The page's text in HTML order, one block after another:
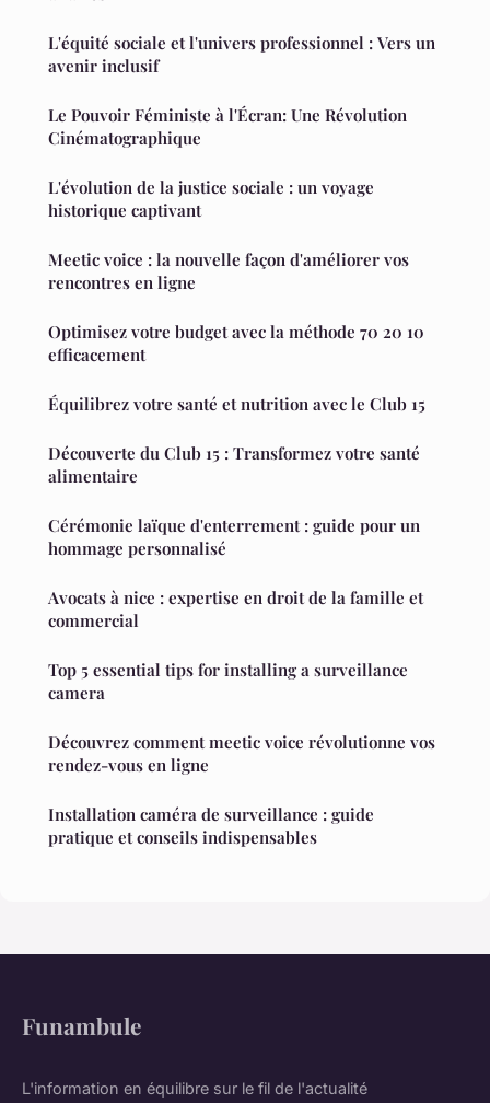
L'équité sociale et l'univers professionnel : Vers un
avenir inclusif
Le Pouvoir Féministe à l'Écran: Une Révolution
Cinématographique
L'évolution de la justice sociale : un voyage
historique captivant
Meetic voice : la nouvelle façon d'améliorer vos
rencontres en ligne
Optimisez votre budget avec la méthode 70 20 10
efficacement
Équilibrez votre santé et nutrition avec le Club 15
Découverte du Club 15 : Transformez votre santé
alimentaire
Cérémonie laïque d'enterrement : guide pour un
hommage personnalisé
Avocats à nice : expertise en droit de la famille et
commercial
Top 5 essential tips for installing a surveillance
camera
Découvrez comment meetic voice révolutionne vos
rendez-vous en ligne
Installation caméra de surveillance : guide
pratique et conseils indispensables
Funambule
L'information en équilibre sur le fil de l'actualité